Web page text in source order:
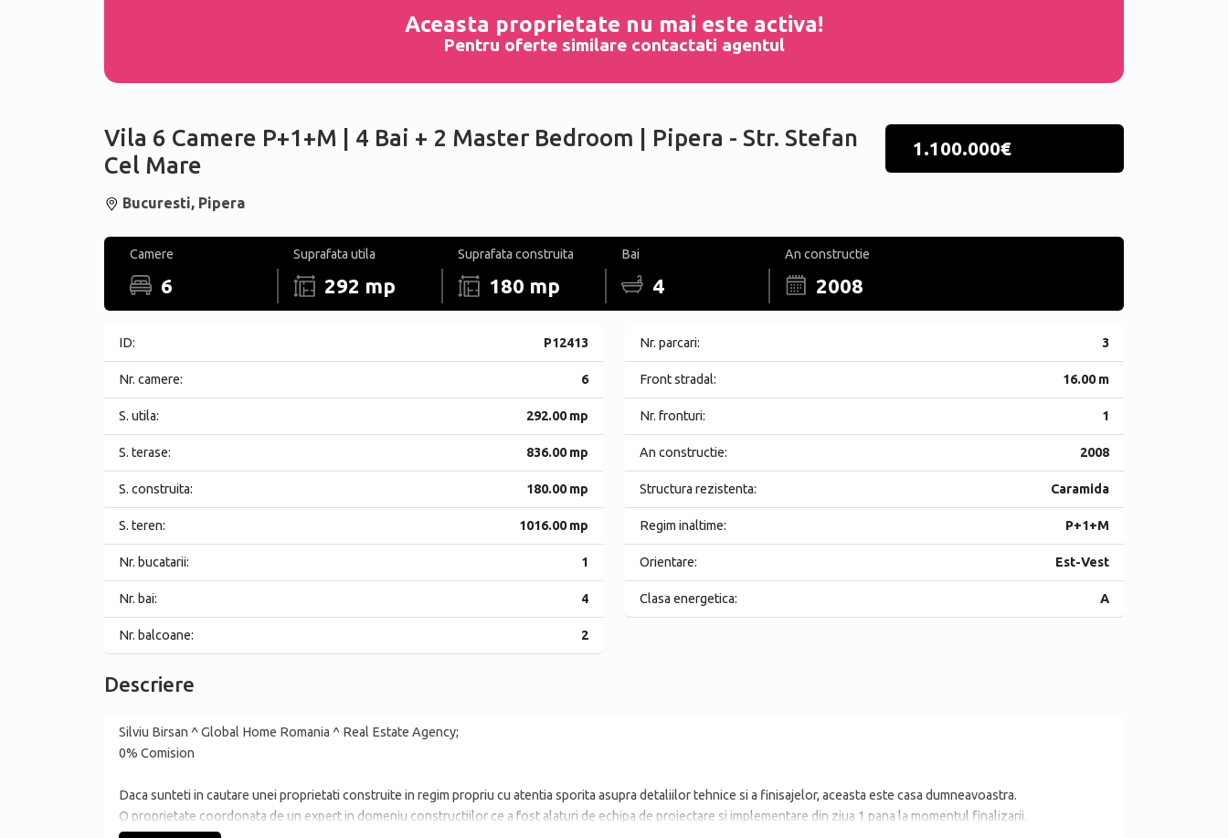
Aceasta proprietate nu mai este activa!
Pentru oferte similare contactati agentul
Vila 6 Camere P+1+M | 4 Bai + 2 Master Bedroom | Pipera - Str. Stefan
Cel Mare
Bucuresti, Pipera
1.100.000€
Camere
6
Suprafata utila
292 mp
Suprafata construita
180 mp
Bai
4
An constructie
2008
ID: P12413
Nr. camere: 6
S. utila: 292.00 mp
S. terase: 836.00 mp
S. construita: 180.00 mp
S. teren: 1016.00 mp
Nr. bucatarii: 1
Nr. bai: 4
Nr. balcoane: 2
Nr. parcari: 3
Front stradal: 16.00 m
Nr. fronturi: 1
An constructie: 2008
Structura rezistenta: Caramida
Regim inaltime: P+1+M
Orientare: Est-Vest
Clasa energetica: A
Descriere
Silviu Birsan ^ Global Home Romania ^ Real Estate Agency;
0% Comision
Daca sunteti in cautare unei proprietati construite in regim propriu cu atentia sporita asupra detaliilor tehnice si a finisajelor, aceasta este casa dumneavoastra.
O proprietate coordonata de un expert in domeniu constructiilor ce a fost alaturi de echipa de proiectare si implementare din ziua 1 pana la momentul finalizarii.